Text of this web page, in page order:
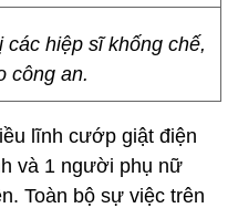
hiệp sĩ khống chế,
công an.
lĩnh cướp giật điện
và 1 người phụ nữ
Toàn bộ sự việc trên